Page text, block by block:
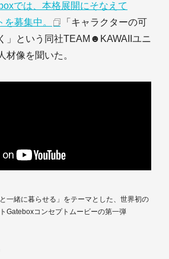
では、本格展開にそなえて
募集中。
「キャラクターの可
」という同社TEAM☻KAWAIIユニ
材像を聞いた。
一緒に暮らせる」をテーマとした、世界初の
Gateboxコンセプトムービーの第一弾